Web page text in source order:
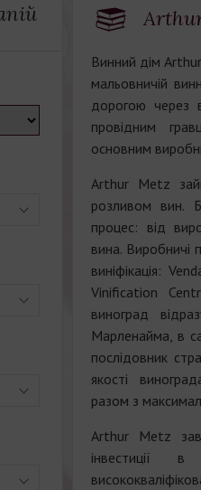
Винний дім
мальовничій
дорогою через
провідним
основним
Arthur Metz
розливом вин.
процес: від
вина. Виробничі
виніфікація:
Vinification
виноград
Марленайма, в
послідовник
якості
разом з
Arthur Metz
інвестиції